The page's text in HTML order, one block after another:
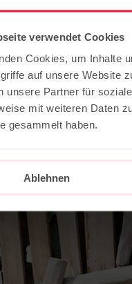
verwendet Cookies
Cookies, um Inhalte
auf unsere Website
unsere Partner für
mit weiteren Daten
gesammelt haben.
Ablehnen
Teltow